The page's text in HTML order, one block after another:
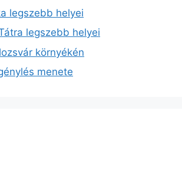
legszebb helyei
legszebb helyei
környékén
menete